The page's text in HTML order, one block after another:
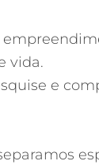
vida.
e